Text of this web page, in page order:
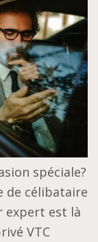
spéciale?
de célibataire
expert est là
VTC